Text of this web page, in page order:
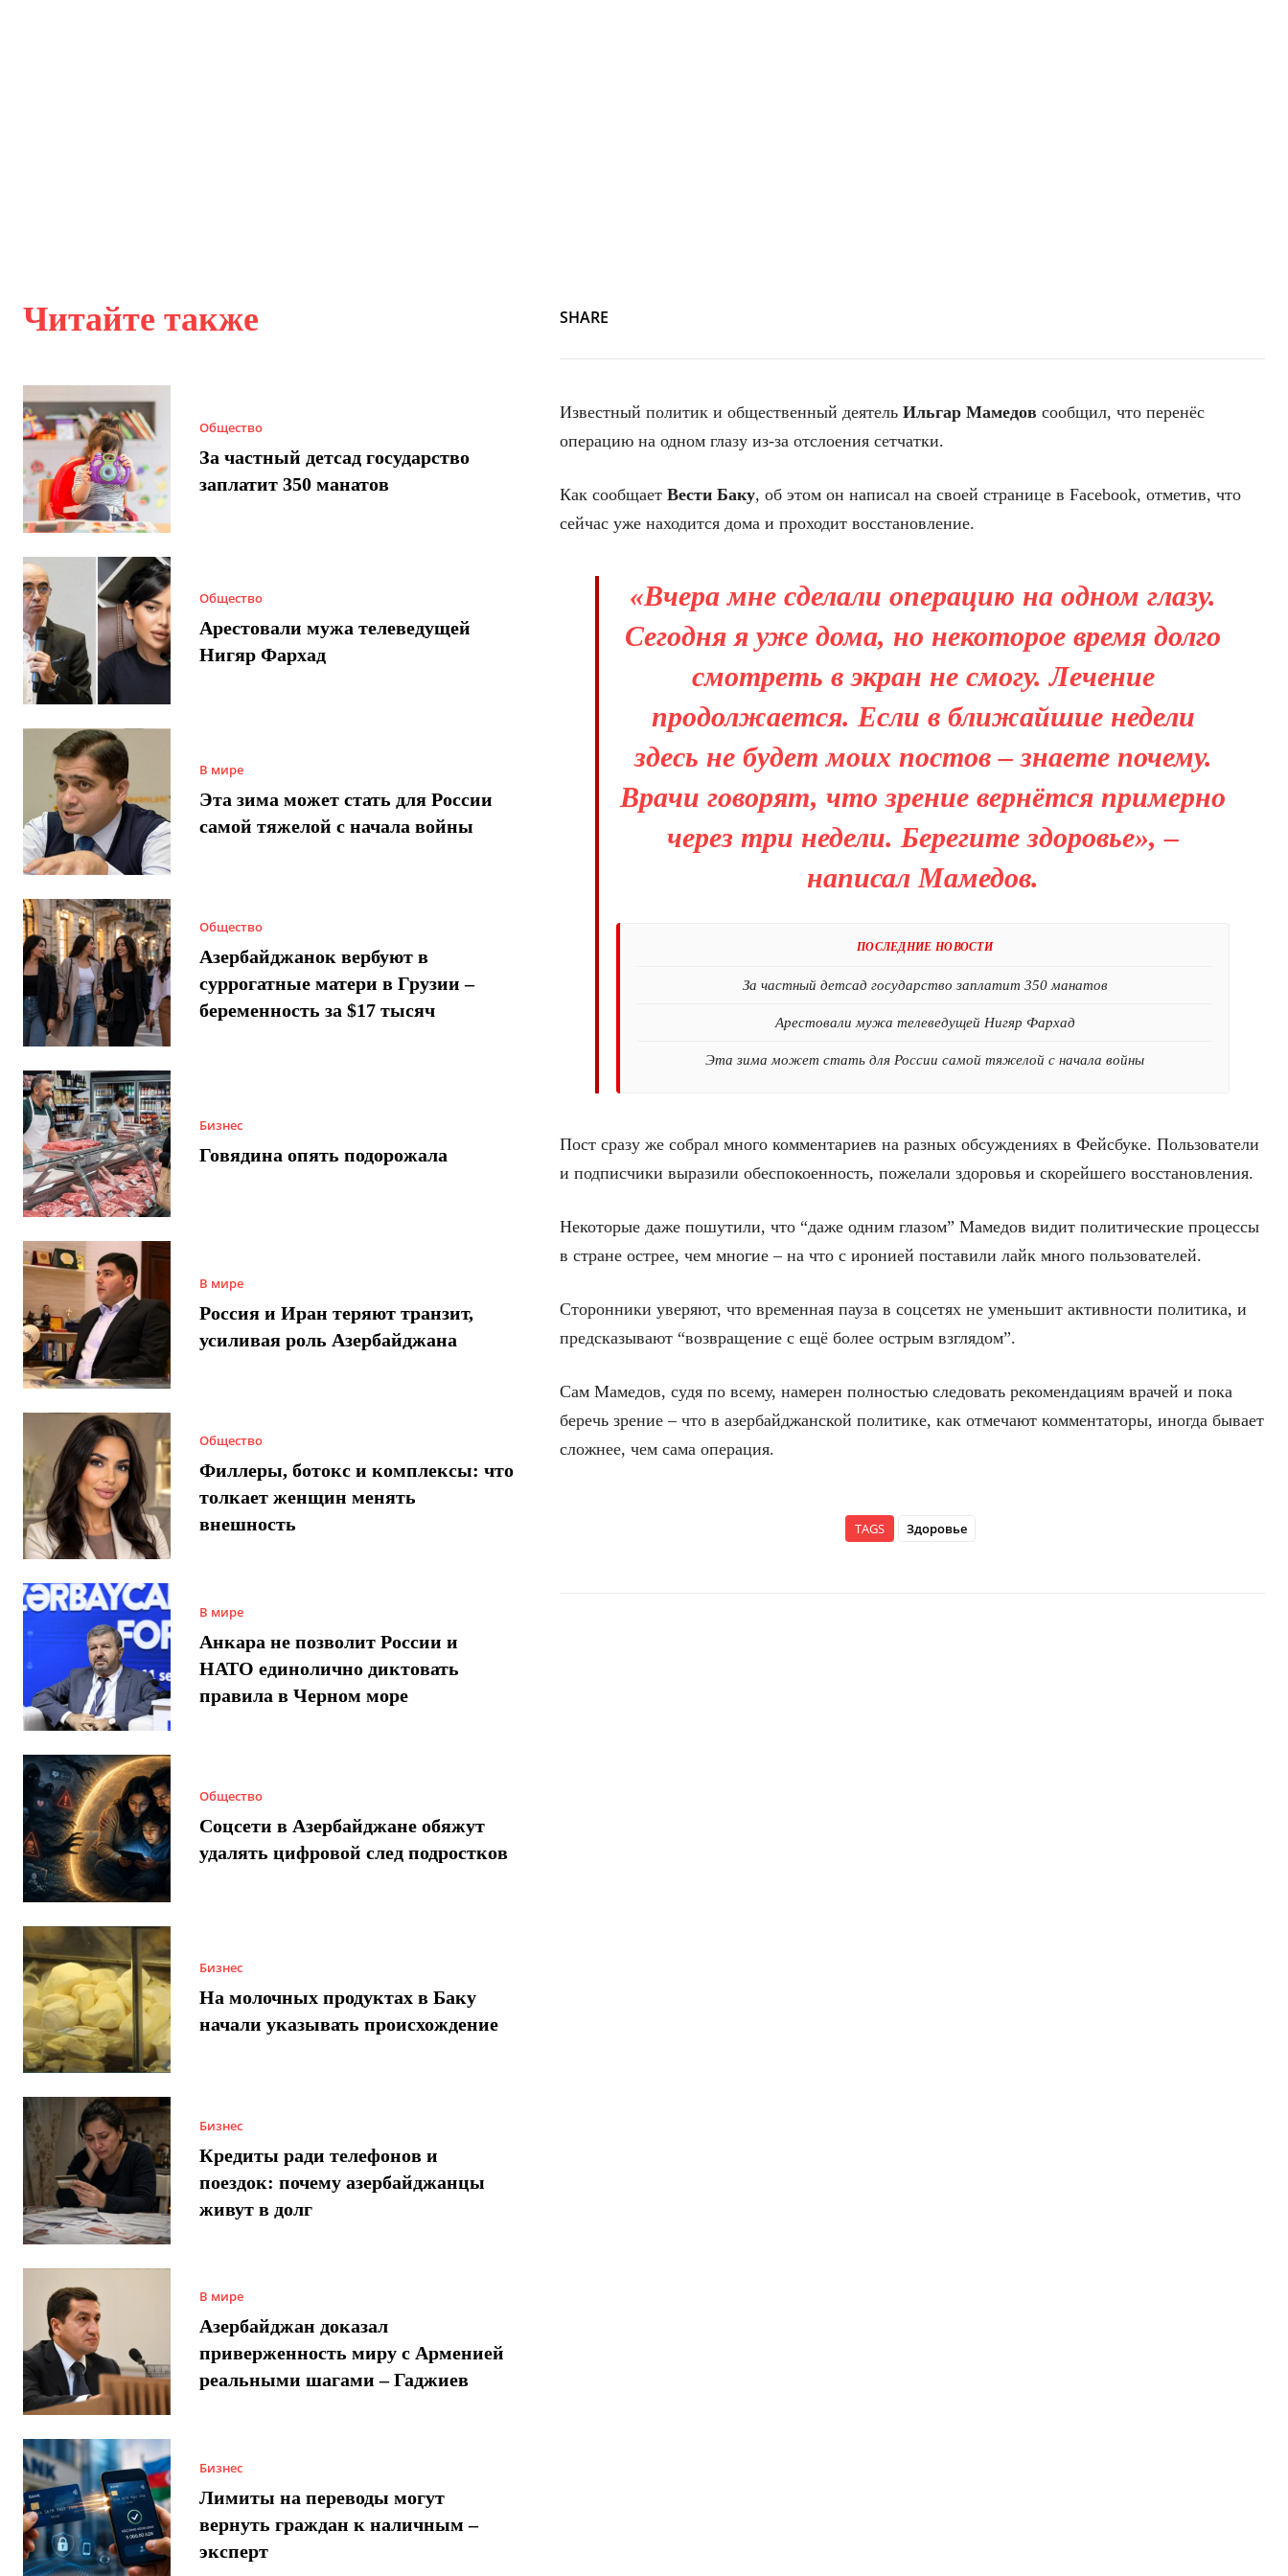
Читайте также
Общество
За частный детсад государство
заплатит 350 манатов
Общество
Арестовали мужа телеведущей
Нигяр Фархад
В мире
Эта зима может стать для России
самой тяжелой с начала войны
Общество
Азербайджанок вербуют в
суррогатные матери в Грузии –
беременность за $17 тысяч
Бизнес
Говядина опять подорожала
В мире
Россия и Иран теряют транзит,
усиливая роль Азербайджана
Общество
Филлеры, ботокс и комплексы: что
толкает женщин менять
внешность
В мире
Анкара не позволит России и
НАТО единолично диктовать
правила в Черном море
Общество
Соцсети в Азербайджане обяжут
удалять цифровой след подростков
Бизнес
На молочных продуктах в Баку
начали указывать происхождение
Бизнес
Кредиты ради телефонов и
поездок: почему азербайджанцы
живут в долг
В мире
Азербайджан доказал
приверженность миру с Арменией
реальными шагами – Гаджиев
Бизнес
Лимиты на переводы могут
вернуть граждан к наличным –
эксперт
SHARE
Известный политик и общественный деятель Ильгар Мамедов сообщил, что перенёс
операцию на одном глазу из-за отслоения сетчатки.
Как сообщает Вести Баку, об этом он написал на своей странице в Facebook, отметив, что
сейчас уже находится дома и проходит восстановление.
«Вчера мне сделали операцию на одном глазу.
Сегодня я уже дома, но некоторое время долго
смотреть в экран не смогу. Лечение
продолжается. Если в ближайшие недели
здесь не будет моих постов – знаете почему.
Врачи говорят, что зрение вернётся примерно
через три недели. Берегите здоровье», –
написал Мамедов.
ПОСЛЕДНИЕ НОВОСТИ
За частный детсад государство заплатит 350 манатов
Арестовали мужа телеведущей Нигяр Фархад
Эта зима может стать для России самой тяжелой с начала войны
Пост сразу же собрал много комментариев на разных обсуждениях в Фейсбуке. Пользователи
и подписчики выразили обеспокоенность, пожелали здоровья и скорейшего восстановления.
Некоторые даже пошутили, что “даже одним глазом” Мамедов видит политические процессы
в стране острее, чем многие – на что с иронией поставили лайк много пользователей.
Сторонники уверяют, что временная пауза в соцсетях не уменьшит активности политика, и
предсказывают “возвращение с ещё более острым взглядом”.
Сам Мамедов, судя по всему, намерен полностью следовать рекомендациям врачей и пока
беречь зрение – что в азербайджанской политике, как отмечают комментаторы, иногда бывает
сложнее, чем сама операция.
TAGS Здоровье